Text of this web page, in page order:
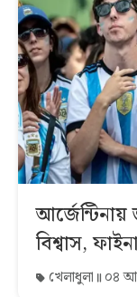
বিশ্বাস,
খেলাধুলা ০৪